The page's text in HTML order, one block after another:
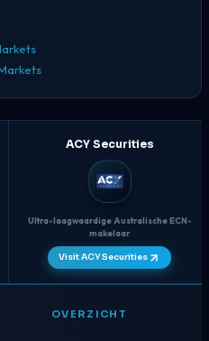
ACY Securities
Ultra-laagwaardige Australische ECN-
makelaar
Visit ACY Securities
OVERZICHT